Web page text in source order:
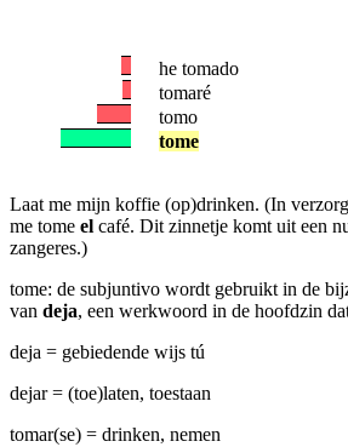
he tomado
tomaré
tomo
tome
Laat me mijn koffie (op)drinken. (In
me tome el café. Dit zinnetje komt uit een
zangeres.)
tome: de subjuntivo wordt gebruikt in de
van deja, een werkwoord in de hoofdzin
deja = gebiedende wijs tú
dejar = (toe)laten, toestaan
tomar(se) = drinken, nemen